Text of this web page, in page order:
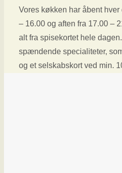
Vores køkken har åbent​
– 16.00 og aften fra 17.00 –
alt fra spisekortet hele
spændende specialiteter,
og et selskabskort ved min.